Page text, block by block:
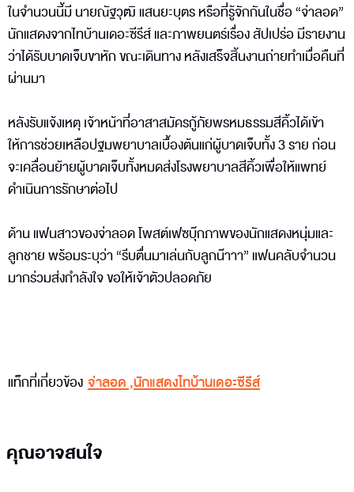
ในจำนวนนี้มี นายณัฐวุฒิ แสนยะบุตร หรือที่รู้จักกันในชื่อ “จ่าลอด”
นักแสดงจากไทบ้านเดอะซีรีส์ และภาพยนตร์เรื่อง สัปเปร่อ มีรายงาน
ว่าได้รับบาดเจ็บขาหัก ขณะเดินทาง หลังเสร็จสิ้นงานถ่ายทำเมื่อคืนที่
ผ่านมา
หลังรับแจ้งเหตุ เจ้าหน้าที่อาสาสมัครกู้ภัยพรหมธรรมสีคิ้วได้เข้า
ให้การช่วยเหลือปฐมพยาบาลเบื้องต้นแก่ผู้บาดเจ็บทั้ง 3 ราย ก่อน
จะเคลื่อนย้ายผู้บาดเจ็บทั้งหมดส่งโรงพยาบาลสีคิ้วเพื่อให้แพทย์
ดำเนินการรักษาต่อไป
ด้าน แฟนสาวของจ่าลอด โพสต์เฟซบุ๊กภาพของนักแสดงหนุ่มและ
ลูกชาย พร้อมระบุว่า “รีบตื่นมาเล่นกับลูกน๊าาา” แฟนคลับจำนวน
มากร่วมส่งกำลังใจ ขอให้เจ้าตัวปลอดภัย
แท็กที่เกี่ยวข้อง จ่าลอด ,นักแสดงไทบ้านเดอะซีรีส์
คุณอาจสนใจ